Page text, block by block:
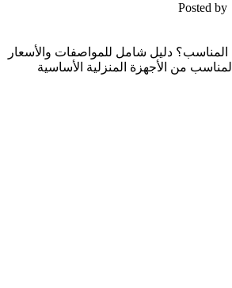
Posted by
دليل شامل للمواصفات والأسعار
المناسب من الأجهزة المنزلية الأساسية